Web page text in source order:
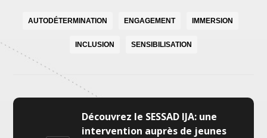
AUTODÉTERMINATION ENGAGEMENT IMMERSION
INCLUSION SENSIBILISATION
Découvrez le SESSAD IJA: une
intervention auprès de jeunes